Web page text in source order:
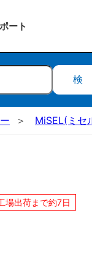
ート
MiSEL(ミセ
場出荷まで約7日